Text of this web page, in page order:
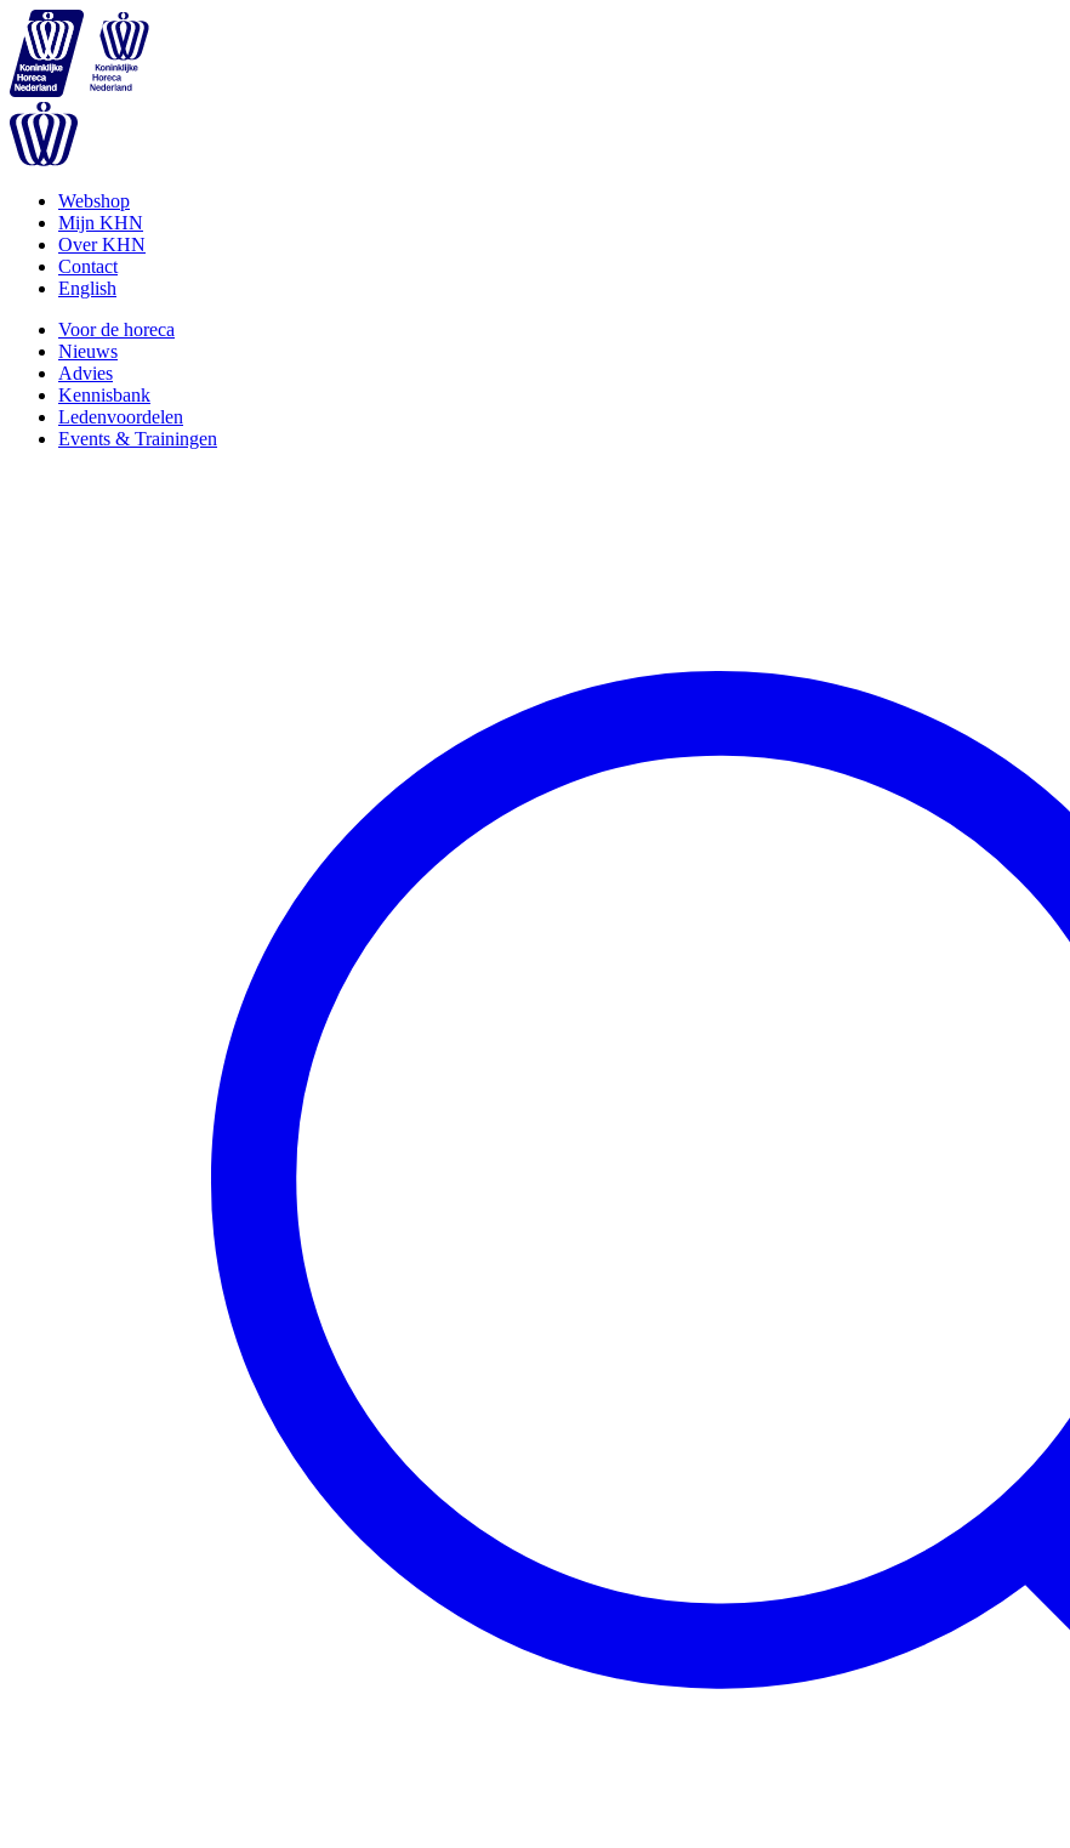
Webshop
Mijn KHN
Over KHN
Contact
English
Voor de horeca
Nieuws
Advies
Kennisbank
Ledenvoordelen
Events & Trainingen